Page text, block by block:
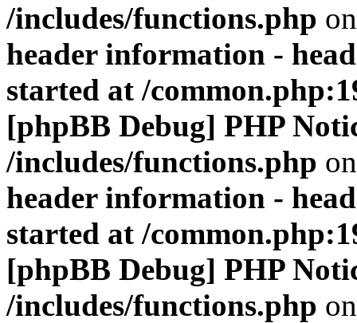
/includes/functions.php
header information -
started at /
[phpBB Debug] PHP
/includes/functions.php
header information -
started at /
[phpBB Debug] PHP
/includes/functions.php